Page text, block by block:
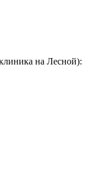
на Лесной):